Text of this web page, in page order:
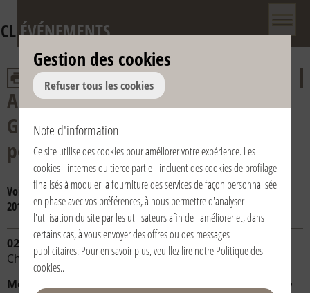
CLÉVÉNEMENTS
Anniversaire de la mort de don
Giussani et de la reconnaissance
pontificale de la Fraternité
Voir par année: 2024 2023 2022 2021 2020 2019 2018 2017
2016
2015 2014 2013 2012 2011 2010 2009 2008
02/03/2018 | 21:15 | Italia / Italy | Piacenza
Chiesa di Santa Rita
Mons. Gianni Ambrosio
Vescovo di Piacenza-Bobbio
Gestion des cookies
Refuser tous les cookies
Note d'information
Ce site utilise des cookies pour améliorer votre expérience. Les
cookies - internes ou tierce partie - incluent des cookies de profilage
finalisés à moduler la fourniture des services de façon personnalisée
en phase avec vos préférences, à nous permettre d'analyser
l'utilisation du site par les utilisateurs afin de l'améliorer et, dans
certains cas, à vous envoyer des offres ou des messages
publicitaires. Pour en savoir plus, veuillez lire notrePolitique des
cookies..